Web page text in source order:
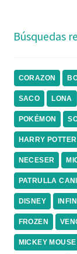
Búsquedas
CORAZON
SACO LONA
POKÉMON
HARRY POTTER
NECESER
PATRULLA
DISNEY
FROZEN
MICKEY MOUSE